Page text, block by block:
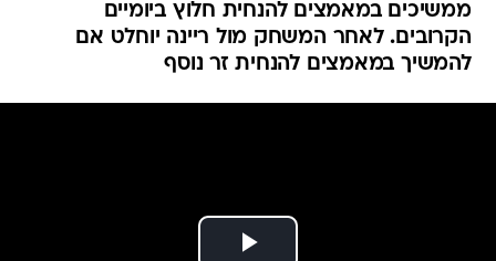
ממשיכים במאמצים להנחית חלוץ ביומיים
הקרובים. לאחר המשחק מול ריינה יוחלט אם
להמשיך במאמצים להנחית זר נוסף